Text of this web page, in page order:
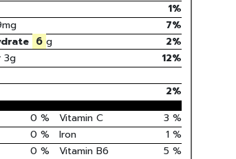
1%
mg 7%
6 g 2%
3g
12%
2%
0 % Vitamin C 3 %
0 % Iron 1 %
0 % Vitamin B6 5 %